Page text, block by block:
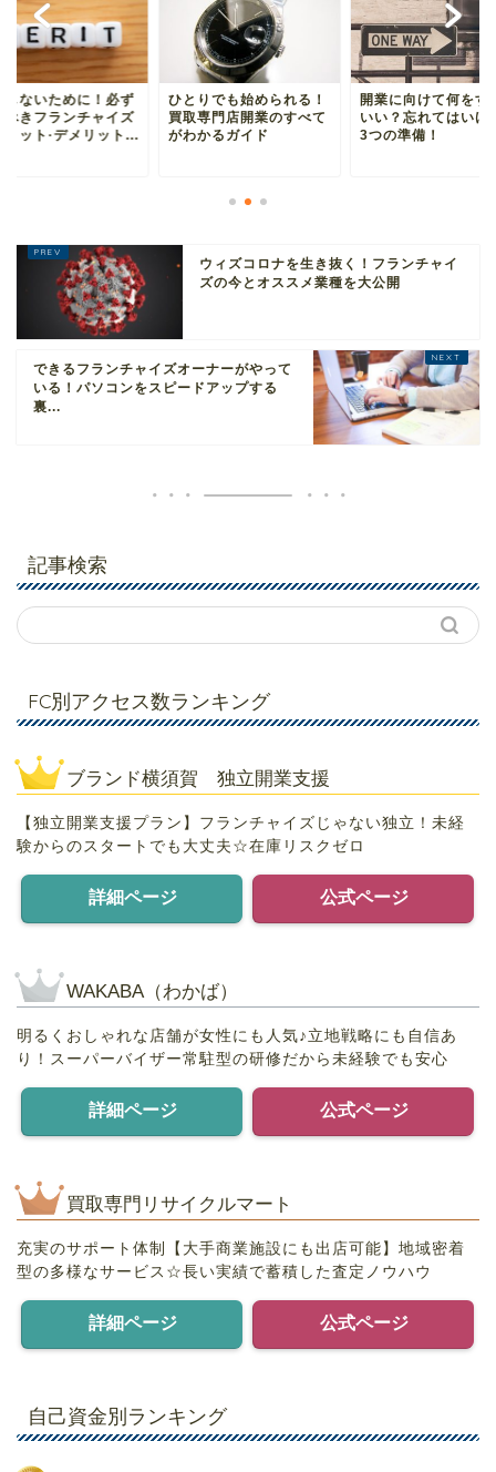
しないために！必ず
べきフランチャイズ
リット·デメリット...
ひとりでも始められる！
買取専門店開業のすべて
がわかるガイド
開業に向けて何をす
いい？忘れてはいけ
3つの準備！
ウィズコロナを生き抜く！フランチャイ
ズの今とオススメ業種を大公開
できるフランチャイズオーナーがやって
いる！パソコンをスピードアップする
裏...
記事検索
FC別アクセス数ランキング
ブランド横須賀 独立開業支援
【独立開業支援プラン】フランチャイズじゃない独立！未経
験からのスタートでも大丈夫☆在庫リスクゼロ
詳細ページ 公式ページ
WAKABA（わかば）
明るくおしゃれな店舗が女性にも人気♪立地戦略にも自信あ
り！スーパーバイザー常駐型の研修だから未経験でも安心
詳細ページ 公式ページ
買取専門リサイクルマート
充実のサポート体制【大手商業施設にも出店可能】地域密着
型の多様なサービス☆長い実績で蓄積した査定ノウハウ
詳細ページ 公式ページ
自己資金別ランキング